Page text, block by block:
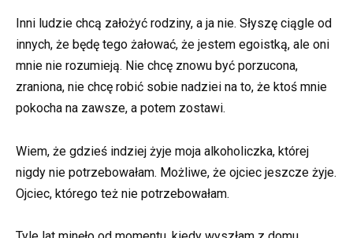
Inni ludzie chcą założyć rodziny, a ja nie. Słyszę ciągle od
innych, że będę tego żałować, że jestem egoistką, ale oni
mnie nie rozumieją. Nie chcę znowu być porzucona,
zraniona, nie chcę robić sobie nadziei na to, że ktoś mnie
pokocha na zawsze, a potem zostawi.
Wiem, że gdzieś indziej żyje moja alkoholiczka, której
nigdy nie potrzebowałam. Możliwe, że ojciec jeszcze żyje.
Ojciec, którego też nie potrzebowałam.